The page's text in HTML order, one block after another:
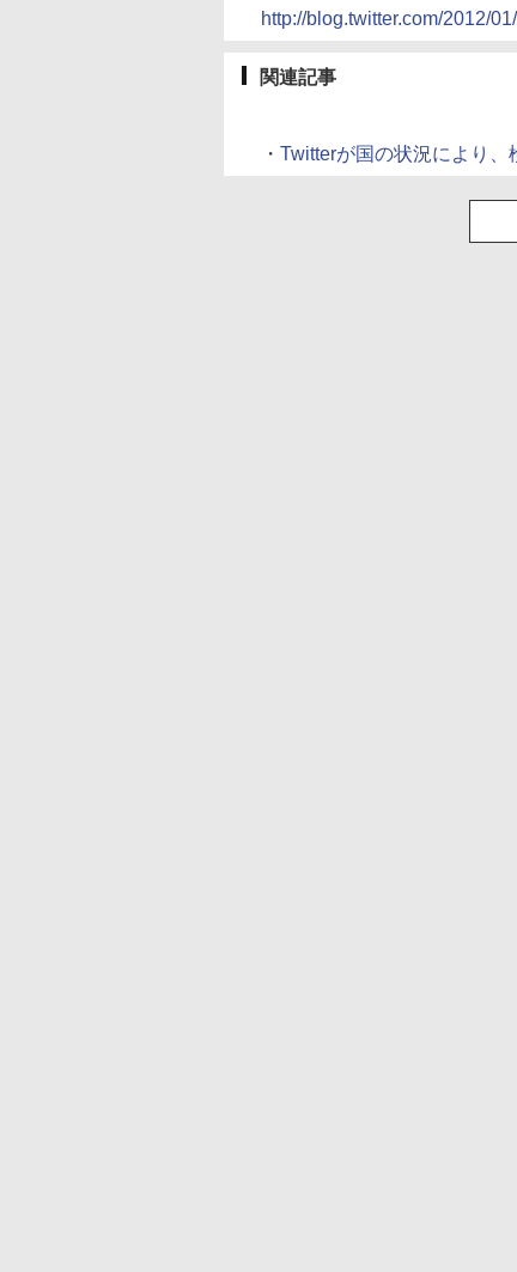
http://blog.twitter.com/2012/
関連記事
・ Twitterが国の状況により